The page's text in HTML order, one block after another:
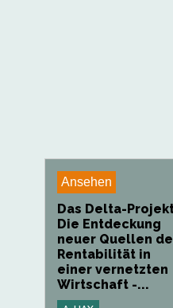
Ansehen
Das Delta-
Die Entdeckung
neuer Quellen
Rentabilität in
einer vernetzten
Wirtschaft -...